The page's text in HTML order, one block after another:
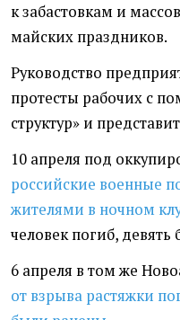
к забастовкам и
майских праздников.
Руководство
протесты рабочих с
структур» и
10 апреля под
российские военные
жителями в ночном
человек погиб,
6 апреля в том же
от взрыва растяжки